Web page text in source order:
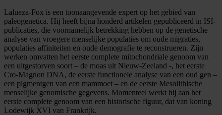
Lalueza-Fox is een toonaangevende expert op het gebied van
paleogenetica. Hij heeft bijna honderd artikelen gepubliceerd in ISI-
publicaties, die voornamelijk betrekking hebben op de genetische
analyse van vroegere menselijke populaties om oude migraties,
populaties affiniteiten en oude demografie te reconstrueren. Zijn
werken omvatten het eerste complete mitochondriale genoom van
een uitgestorven soort – de moas uit Nieuw-Zeeland -, het eerste
Cro-Magnon DNA, de eerste functionele analyse van een oud gen –
een pigmentgen van een mammoet – en de eerste Mesolithische
menselijke genomische gegevens. Momenteel werkt hij aan het
eerste complete genoom van een historische figuur, dat van koning
Lodewijk XVI van Frankrijk.